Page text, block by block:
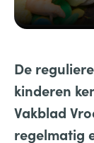
De
kinderen
Vakblad
regelmatig